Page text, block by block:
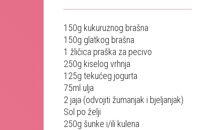
150g kukuruznog brašna
150g glatkog brašna
1 žličica praška za pecivo
250g kiselog vrhnja
125g tekućeg jogurta
75ml ulja
2 jaja (odvojiti žumanjak i bjeljanjak)
Sol po želji
250g šunke i/ili kulena